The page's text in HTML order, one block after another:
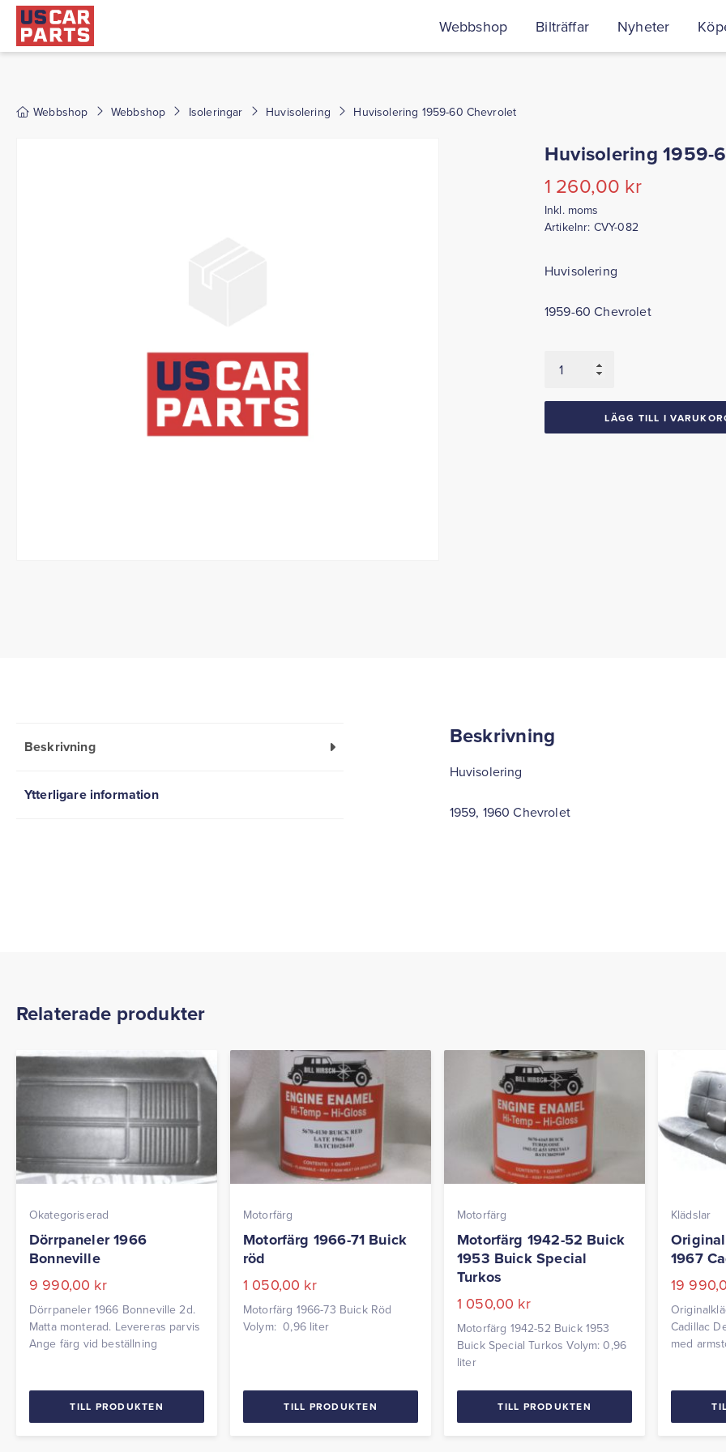
Webbshop Bilträffar Nyheter
Webbshop Webbshop Isoleringar Huvisolering Huvisolering 1959-60 Chevrolet
Huvisolering 1959-
1 260,00 kr
Inkl. moms
Artikelnr: CVY-082
Huvisolering
1959-60 Chevrolet
1959-
LÄGG TILL I
Beskrivning
Ytterligare information
Beskrivning
Huvisolering
1959, 1960 Chevrolet
Relaterade produkter
Okategoriserad
Dörrpaneler 1966
Bonneville
9 990,00 kr
Dörrpaneler 1966 Bonneville 2d.
Matta monterad. Levereras parvis
Ange färg vid beställning
TILL PRODUKTEN
Motorfärg
Motorfärg 1966-71 Buick
röd
1 050,00 kr
Motorfärg 1966-73 Buick Röd
Volym: 0,96 liter
TILL PRODUKTEN
Motorfärg
Motorfärg 1942-52 Buick
1953 Buick Special
Turkos
1 050,00 kr
Motorfärg 1942-52 Buick 1953
Buick Special Turkos Volym: 0,96
liter
TILL PRODUKTEN
Klädslar
1967
19
Cadillac
med